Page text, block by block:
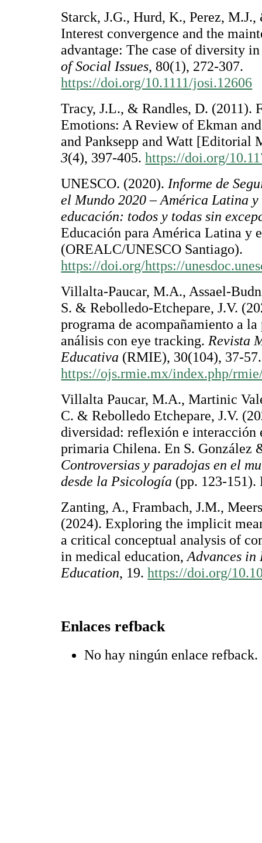
Starck, J.G., Hurd, K., Perez,
Interest convergence and the
advantage: The case of diversity
of Social Issues, 80(1), 272-307.
https://doi.org/10.1111/josi.12606
Tracy, J.L., & Randles, D. (2011).
Emotions: A Review of Ekman
and Panksepp and Watt [Editorial
3(4), 397-405.https://doi.org/
UNESCO. (2020).Informe de
el Mundo 2020 – América Latina
educación: todos y todas sin
Educación para América Latina y
(OREALC/UNESCO Santiago).
https://doi.org/https://
Villalta-Paucar, M.A., Assael-
S. & Rebolledo-Etchepare, J.V.
programa de acompañamiento a
análisis con eye tracking.Revista
Educativa (RMIE), 30(104), 37-57.
https://ojs.rmie.mx/index.php/
Villalta Paucar, M.A., Martinic
C. & Rebolledo Etchepare, J.V.
diversidad: reflexión e interacción
primaria Chilena. En S. González
Controversias y paradojas en el
desde la Psicología (pp. 123-151).
Zanting, A., Frambach, J.M.,
(2024). Exploring the implicit
a critical conceptual analysis of
in medical education,Advances in
Education, 19.https://doi.org/
Enlaces refback
No hay ningún enlace refback.